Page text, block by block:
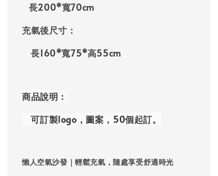
長200*寬70cm
充氣後尺寸：
長160*寬75*高55cm
商品說明：
可訂製logo，圖案，50個起訂。
懶人空氣沙發｜輕鬆充氣，隨處享受舒適時光